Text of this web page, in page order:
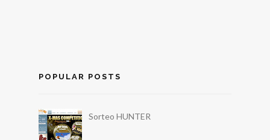
POPULAR POSTS
Sorteo HUNTER